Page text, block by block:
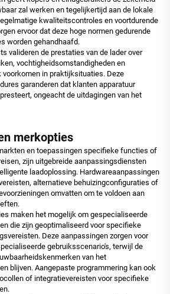
zal werken en tegelijkertijd aan de lokale
kwaliteitscontroles en voortdurende
ervoor dat deze hoge normen gedurende
worden gehandhaafd.
valideren de prestaties van de lader over
vochtigheidsomstandigheden en
voorkomen in praktijksituaties. Deze
garanderen dat klanten apparatuur
ongeacht de uitdagingen van het
merkopties
en toepassingen specifieke functies of
zijn uitgebreide aanpassingsdiensten
laadoplossing. Hardwareaanpassingen
alternatieve behuizingconfiguraties of
omvatten om te voldoen aan
maken het mogelijk om gespecialiseerde
die zijn geoptimaliseerd voor specifieke
Deze aanpassingen zorgen voor
gebruiksscenario's, terwijl de
van het
blijven. Aangepaste programmering kan ook
of integratievereisten voor specifieke